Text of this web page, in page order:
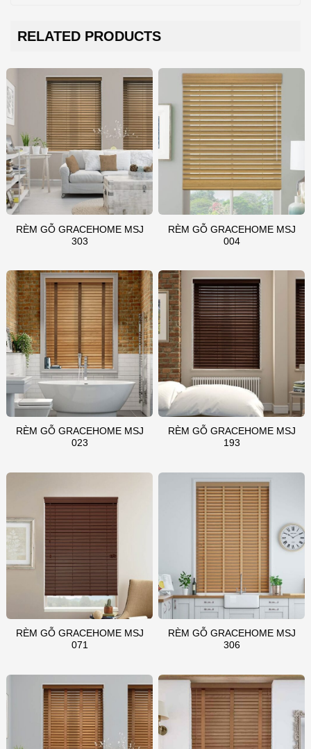
RELATED PRODUCTS
RÈM GỖ GRACEHOME MSJ
303
RÈM GỖ GRACEHOME MSJ
004
RÈM GỖ GRACEHOME MSJ
023
RÈM GỖ GRACEHOME MSJ
193
RÈM GỖ GRACEHOME MSJ
071
RÈM GỖ GRACEHOME MSJ
306